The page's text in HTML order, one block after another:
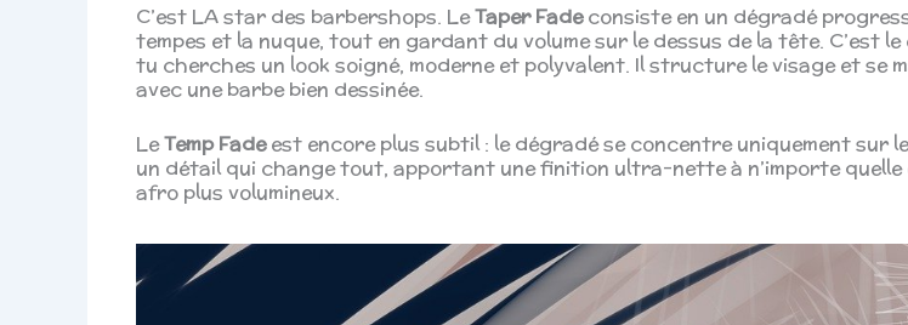
C’est LA star des barbershops. LeTaper Fadeconsiste en un dégradé
tempes et la nuque, tout en gardant du volume sur le dessus de la tête. C’est
tu cherches un look soigné, moderne et polyvalent. Il structure le visage et se
avec une barbe bien dessinée.
LeTemp Fadeest encore plus subtil : le dégradé se concentre uniquement sur
un détail qui change tout, apportant une finition ultra-nette à n’importe quelle
afro plus volumineux.